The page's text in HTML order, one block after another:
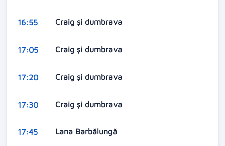
16:55 Craig și dumbrava
17:05 Craig și dumbrava
17:20 Craig și dumbrava
17:30 Craig și dumbrava
17:45 Lana Barbălungă